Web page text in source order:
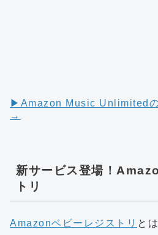
▶︎Amazon Music Unlimitedの
→
新サービス登場！
トリ
Amazonベビーレジストリ と